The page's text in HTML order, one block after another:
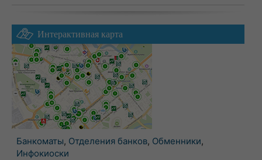
Интерактивная карта
Банкоматы, Отделения банков, Обменники,
Инфокиоски